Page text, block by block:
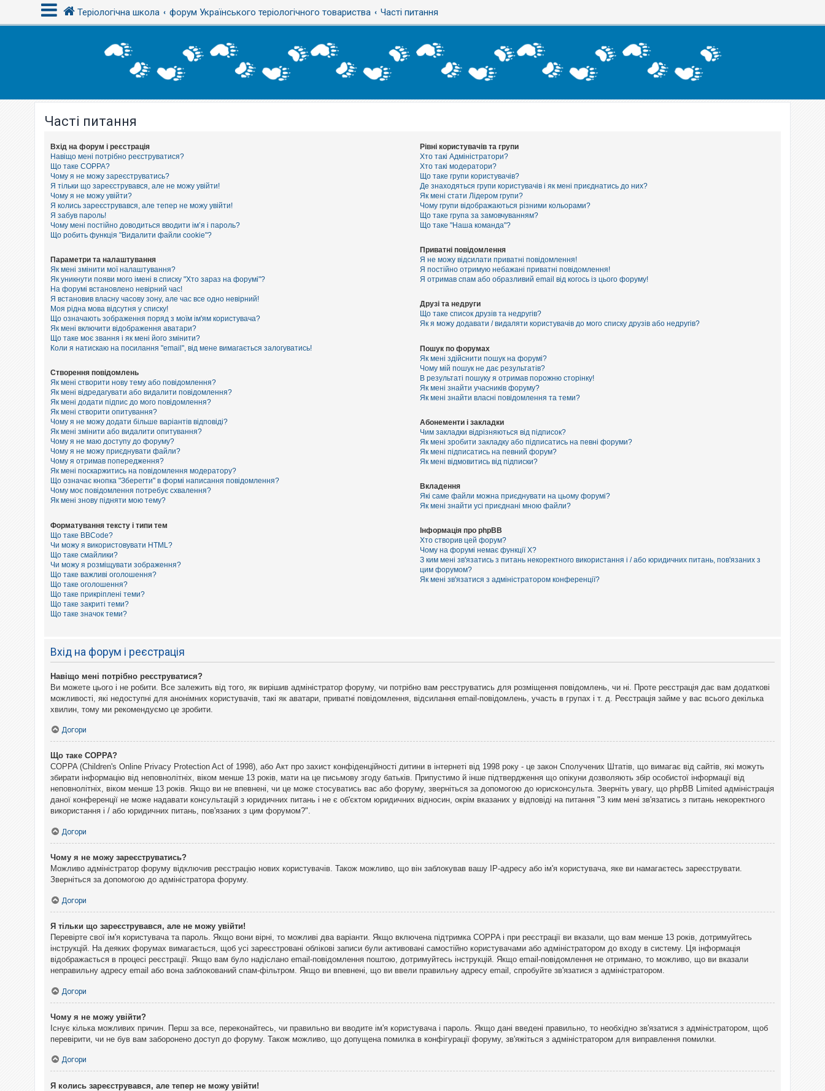
Теріологічна школа форум Українського теріологічного товариства Часті питання
Часті питання
Вхід на форум і реєстрація
Навіщо мені потрібно реєструватися?
Що таке COPPA?
Чому я не можу зареєструватись?
Я тільки що зареєструвався, але не можу увійти!
Чому я не можу увійти?
Я колись зареєструвався, але тепер не можу увійти!
Я забув пароль!
Чому мені постійно доводиться вводити ім’я і пароль?
Що робить функція "Видалити файли cookie"?
Параметри та налаштування
Як мені змінити мої налаштування?
Як уникнути появи мого імені в списку "Хто зараз на форумі"?
На форумі встановлено невірний час!
Я встановив власну часову зону, але час все одно невірний!
Моя рідна мова відсутня у списку!
Що означають зображення поряд з моїм ім'ям користувача?
Як мені включити відображення аватари?
Що таке моє звання і як мені його змінити?
Коли я натискаю на посилання "email", від мене вимагається залогуватись!
Створення повідомлень
Як мені створити нову тему або повідомлення?
Як мені відредагувати або видалити повідомлення?
Як мені додати підпис до мого повідомлення?
Як мені створити опитування?
Чому я не можу додати більше варіантів відповіді?
Як мені змінити або видалити опитування?
Чому я не маю доступу до форуму?
Чому я не можу приєднувати файли?
Чому я отримав попередження?
Як мені поскаржитись на повідомлення модератору?
Що означає кнопка "Зберегти" в формі написання повідомлення?
Чому моє повідомлення потребує схвалення?
Як мені знову підняти мою тему?
Форматування тексту і типи тем
Що таке BBCode?
Чи можу я використовувати HTML?
Що таке смайлики?
Чи можу я розміщувати зображення?
Що таке важливі оголошення?
Що таке оголошення?
Що таке прикріплені теми?
Що таке закриті теми?
Що таке значок теми?
Рівні користувачів та групи
Хто такі Адміністратори?
Хто такі модератори?
Що таке групи користувачів?
Де знаходяться групи користувачів і як мені приєднатись до них?
Як мені стати Лідером групи?
Чому групи відображаються різними кольорами?
Що таке група за замовчуванням?
Що таке "Наша команда"?
Приватні повідомлення
Я не можу відсилати приватні повідомлення!
Я постійно отримую небажані приватні повідомлення!
Я отримав спам або образливий email від когось із цього форуму!
Друзі та недруги
Що таке список друзів та недругів?
Як я можу додавати / видаляти користувачів до мого списку друзів або недругів?
Пошук по форумах
Як мені здійснити пошук на форумі?
Чому мій пошук не дає результатів?
В результаті пошуку я отримав порожню сторінку!
Як мені знайти учасників форуму?
Як мені знайти власні повідомлення та теми?
Абонементи і закладки
Чим закладки відрізняються від підписок?
Як мені зробити закладку або підписатись на певні форуми?
Як мені підписатись на певний форум?
Як мені відмовитись від підписки?
Вкладення
Які саме файли можна приєднувати на цьому форумі?
Як мені знайти усі приєднані мною файли?
Інформація про phpBB
Хто створив цей форум?
Чому на форумі немає функції X?
З ким мені зв'язатись з питань некоректного використання і / або юридичних питань, пов'язаних з
цим форумом?
Як мені зв'язатися з адміністратором конференції?
Вхід на форум і реєстрація
Навіщо мені потрібно реєструватися?
Ви можете цього і не робити. Все залежить від того, як вирішив адміністратор форуму, чи потрібно вам реєструватись для розміщення повідомлень, чи ні. Проте реєстрація дає вам додаткові
можливості, які недоступні для анонімних користувачів, такі як аватари, приватні повідомлення, відсилання email-повідомлень, участь в групах і т. д. Реєстрація займе у вас всього декілька
хвилин, тому ми рекомендуємо це зробити.
Догори
Що таке COPPA?
COPPA (Children's Online Privacy Protection Act of 1998), або Акт про захист конфіденційності дитини в інтернеті від 1998 року - це закон Сполучених Штатів, що вимагає від сайтів, які можуть
збирати інформацію від неповнолітніх, віком менше 13 років, мати на це письмову згоду батьків. Припустимо й інше підтвердження що опікуни дозволяють збір особистої інформації від
неповнолітніх, віком менше 13 років. Якщо ви не впевнені, чи це може стосуватись вас або форуму, зверніться за допомогою до юрисконсульта. Зверніть увагу, що phpBB Limited адміністрація
даної конференції не може надавати консультацій з юридичних питань і не є об'єктом юридичних відносин, окрім вказаних у відповіді на питання "З ким мені зв'язатись з питань некоректного
використання і / або юридичних питань, пов'язаних з цим форумом?".
Догори
Чому я не можу зареєструватись?
Можливо адміністратор форуму відключив реєстрацію нових користувачів. Також можливо, що він заблокував вашу IP-адресу або ім'я користувача, яке ви намагаєтесь зареєструвати.
Зверніться за допомогою до адміністратора форуму.
Догори
Я тільки що зареєструвався, але не можу увійти!
Перевірте свої ім'я користувача та пароль. Якщо вони вірні, то можливі два варіанти. Якщо включена підтримка COPPA і при реєстрації ви вказали, що вам менше 13 років, дотримуйтесь
інструкцій. На деяких форумах вимагається, щоб усі зареєстровані облікові записи були активовані самостійно користувачами або адміністратором до входу в систему. Ця інформація
відображається в процесі реєстрації. Якщо вам було надіслано email-повідомлення поштою, дотримуйтесь інструкцій. Якщо email-повідомлення не отримано, то можливо, що ви вказали
неправильну адресу email або вона заблокований спам-фільтром. Якщо ви впевнені, що ви ввели правильну адресу email, спробуйте зв'язатися з адміністратором.
Догори
Чому я не можу увійти?
Існує кілька можливих причин. Перш за все, переконайтесь, чи правильно ви вводите ім'я користувача і пароль. Якщо дані введені правильно, то необхідно зв'язатися з адміністратором, щоб
перевірити, чи не був вам заборонено доступ до форуму. Також можливо, що допущена помилка в конфігурації форуму, зв'яжіться з адміністратором для виправлення помилки.
Догори
Я колись зареєструвався, але тепер не можу увійти!